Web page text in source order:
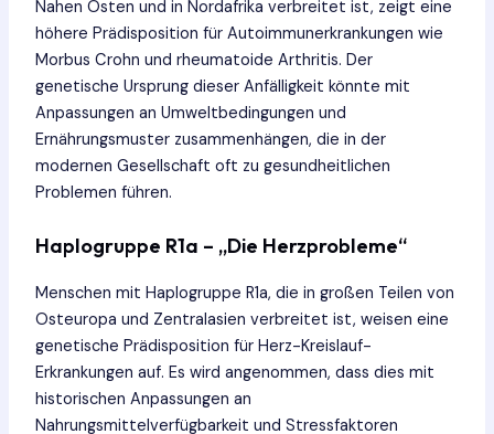
Nahen Osten und in Nordafrika verbreitet ist, zeigt eine
höhere Prädisposition für Autoimmunerkrankungen wie
Morbus Crohn und rheumatoide Arthritis. Der
genetische Ursprung dieser Anfälligkeit könnte mit
Anpassungen an Umweltbedingungen und
Ernährungsmuster zusammenhängen, die in der
modernen Gesellschaft oft zu gesundheitlichen
Problemen führen.
Haplogruppe R1a – „Die Herzprobleme“
Menschen mit Haplogruppe R1a, die in großen Teilen von
Osteuropa und Zentralasien verbreitet ist, weisen eine
genetische Prädisposition für Herz-Kreislauf-
Erkrankungen auf. Es wird angenommen, dass dies mit
historischen Anpassungen an
Nahrungsmittelverfügbarkeit und Stressfaktoren